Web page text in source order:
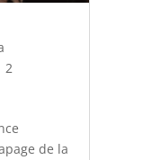
2
de la